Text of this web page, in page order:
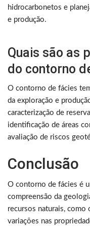
hidrocarbonetos e
e produção.
Quais são as
do contorno
O contorno de fácies
da exploração e
caracterização de
identificação de áreas
avaliação de riscos
Conclusão
O contorno de fácies é
compreensão da
recursos naturais,
variações nas